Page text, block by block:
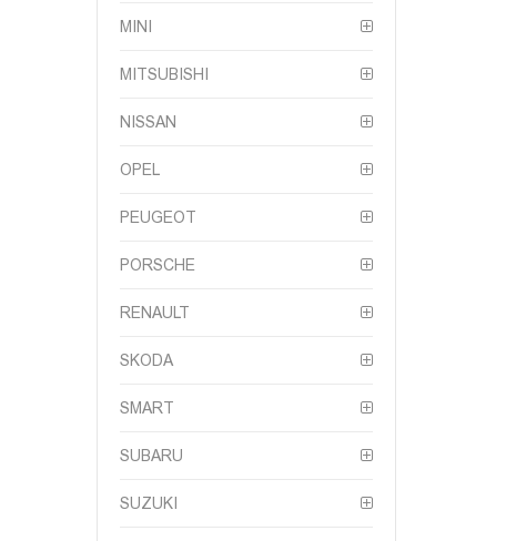
MINI
MITSUBISHI
NISSAN
OPEL
PEUGEOT
PORSCHE
RENAULT
SKODA
SMART
SUBARU
SUZUKI